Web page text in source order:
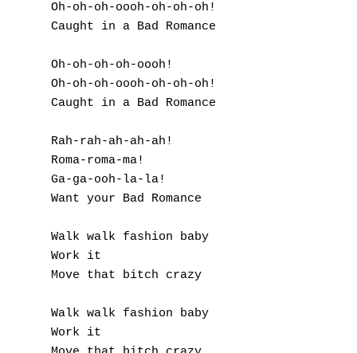
Oh-oh-oh-oooh-oh-oh-oh!
Caught in a Bad Romance
Oh-oh-oh-oh-oooh!
Oh-oh-oh-oooh-oh-oh-oh!
Caught in a Bad Romance
Rah-rah-ah-ah-ah!
Roma-roma-ma!
Ga-ga-ooh-la-la!
Want your Bad Romance
Walk walk fashion baby
Work it
Move that bitch crazy
Walk walk fashion baby
Work it
B